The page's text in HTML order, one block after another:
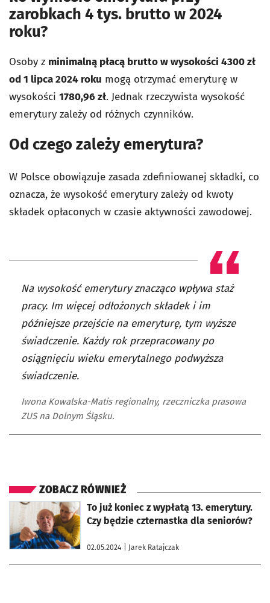
zarobkach 4 tys. brutto w 2024
roku?
Osoby z minimalną płacą brutto w wysokości 4300 zł
od 1 lipca 2024 roku mogą otrzymać emeryturę w
wysokości 1780,96 zł. Jednak rzeczywista wysokość
emerytury zależy od różnych czynników.
Od czego zależy emerytura?
W Polsce obowiązuje zasada zdefiniowanej składki, co
oznacza, że wysokość emerytury zależy od kwoty
składek opłaconych w czasie aktywności zawodowej.
Na wysokość emerytury znacząco wpływa staż
pracy. Im więcej odłożonych składek i im
późniejsze przejście na emeryturę, tym wyższe
świadczenie. Każdy rok przepracowany po
osiągnięciu wieku emerytalnego podwyższa
świadczenie.
Iwona Kowalska-Matis regionalny, rzeczniczka prasowa
ZUS na Dolnym Śląsku.
ZOBACZ RÓWNIEŻ
To już koniec z wypłatą 13. emerytury.
Czy będzie czternastka dla seniorów?
02.05.2024 | Jarek Ratajczak
otworzy się w nowej karcie